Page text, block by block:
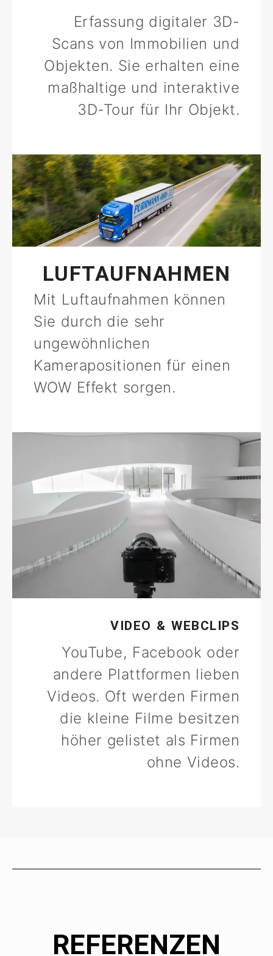
Erfassung digitaler 3D-
Scans von Immobilien und
Objekten. Sie erhalten eine
maßhaltige und interaktive
3D-Tour für Ihr Objekt.
LUFTAUFNAHMEN
Mit Luftaufnahmen können
Sie durch die sehr
ungewöhnlichen
Kamerapositionen für einen
WOW Effekt sorgen.
VIDEO & WEBCLIPS
YouTube, Facebook oder
andere Plattformen lieben
Videos. Oft werden Firmen
die kleine Filme besitzen
höher gelistet als Firmen
ohne Videos.
REFERENZEN